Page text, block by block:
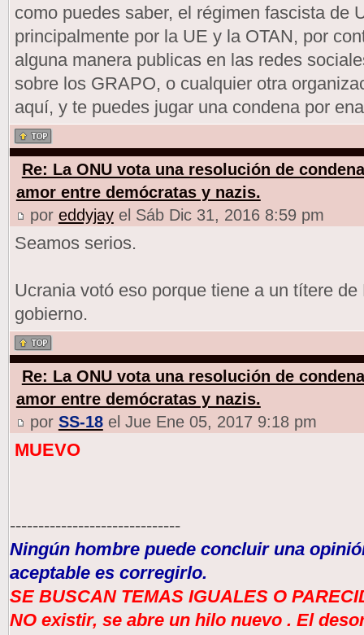
como puedes saber, el régimen fascista de
principalmente por la UE y la OTAN, por
alguna manera publicas en las redes
sobre los GRAPO, o cualquier otra
aquí, y te puedes jugar una condena por
Re: La ONU vota una resolución de
amor entre demócratas y nazis.
por eddyjayel Sáb Dic 31, 2016 8:59 pm
Seamos serios.
Ucrania votó eso porque tiene a un títere
gobierno.
Re: La ONU vota una resolución de
amor entre demócratas y nazis.
por SS-18el Jue Ene 05, 2017 9:18 pm
MUEVO
------------------------------
Ningún hombre puede concluir una
aceptable es corregirlo.
SE BUSCAN TEMAS IGUALES O
NO existir, se abre un hilo nuevo . El